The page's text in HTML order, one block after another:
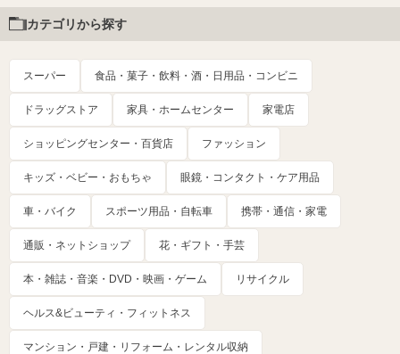
カテゴリから探す
スーパー 食品・菓子・飲料・酒・日用品・コンビニ
ドラッグストア 家具・ホームセンター 家電店
ショッピングセンター・百貨店 ファッション
キッズ・ベビー・おもちゃ 眼鏡・コンタクト・ケア用品
車・バイク スポーツ用品・自転車 携帯・通信・家電
通販・ネットショップ 花・ギフト・手芸
本・雑誌・音楽・DVD・映画・ゲーム リサイクル
ヘルス&ビューティ・フィットネス
マンション・戸建・リフォーム・レンタル収納